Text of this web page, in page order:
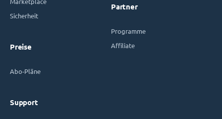
Sicherheit
Preise
Abo-Pläne
Support
Partner
Programme
Affiliate